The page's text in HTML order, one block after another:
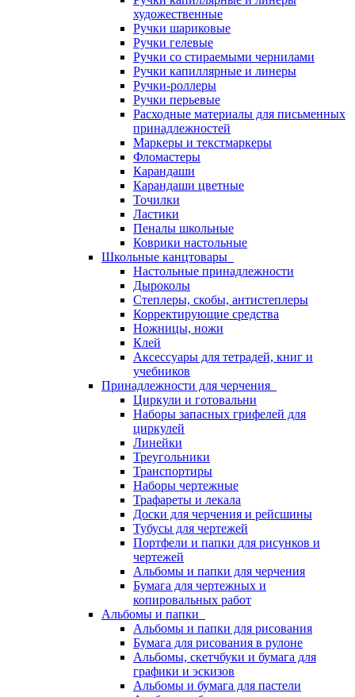
художественные
Ручки шариковые
Ручки гелевые
Ручки со стираемыми чернилами
Ручки капиллярные и линеры
Ручки-роллеры
Ручки перьевые
Расходные материалы для письменных
принадлежностей
Маркеры и текстмаркеры
Фломастеры
Карандаши
Карандаши цветные
Точилки
Ластики
Пеналы школьные
Коврики настольные
Школьные канцтовары
Настольные принадлежности
Дыроколы
Степлеры, скобы, антистеплеры
Корректирующие средства
Ножницы, ножи
Клей
Аксессуары для тетрадей, книг и
учебников
Принадлежности для черчения
Циркули и готовальни
Наборы запасных грифелей для
циркулей
Линейки
Треугольники
Транспортиры
Наборы чертежные
Трафареты и лекала
Доски для черчения и рейсшины
Тубусы для чертежей
Портфели и папки для рисунков и
чертежей
Альбомы и папки для черчения
Бумага для чертежных и
копировальных работ
Альбомы и папки
Альбомы и папки для рисования
Бумага для рисования в рулоне
Альбомы, скетчбуки и бумага для
графики и эскизов
Альбомы и бумага для пастели